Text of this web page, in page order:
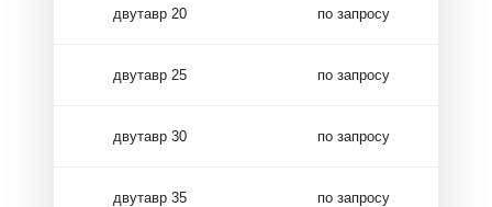
двутавр 20 по запросу
двутавр 25 по запросу
двутавр 30 по запросу
двутавр 35 по запросу